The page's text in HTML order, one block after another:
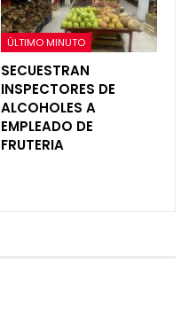
ÚLTIMO MINUTO
SECUESTRAN
INSPECTORES DE
ALCOHOLES A
EMPLEADO DE
FRUTERIA